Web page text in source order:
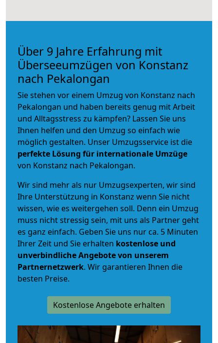
Über 9 Jahre Erfahrung mit
Überseeumzügen von Konstanz
nach Pekalongan
Sie stehen vor einem Umzug von Konstanz nach
Pekalongan und haben bereits genug mit Arbeit
und Alltagsstress zu kämpfen? Lassen Sie uns
Ihnen helfen und den Umzug so einfach wie
möglich gestalten. Unser Umzugsservice ist die
perfekte Lösung für internationale Umzüge
von Konstanz nach Pekalongan.
Wir sind mehr als nur Umzugsexperten, wir sind
Ihre Unterstützung in Konstanz wenn Sie nicht
wissen, wie es weitergehen soll. Denn ein Umzug
muss nicht stressig sein, mit uns als Partner geht
es ganz einfach. Geben Sie uns nur ca. 5 Minuten
Ihrer Zeit und Sie erhalten kostenlose und
unverbindlicheAngebote von unserem
Partnernetzwerk. Wir garantieren Ihnen die
besten Preise.
Kostenlose Angebote erhalten